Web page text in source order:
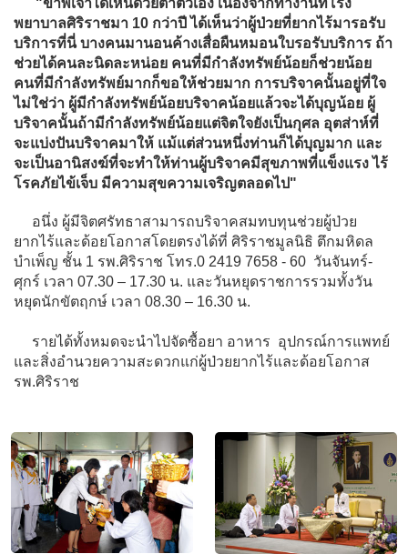
"ข้าพเจ้าได้เห็นด้วยตาตัวเอง เนื่องจากทำงานที่โรง
พยาบาลศิริราชมา 10 กว่าปี ได้เห็นว่าผู้ป่วยที่ยากไร้มารอรับ
บริการที่นี่ บางคนมานอนค้างเสื่อผืนหมอนใบรอรับบริการ ถ้า
ช่วยได้คนละนิดละหน่อย คนที่มีกำลังทรัพย์น้อยก็ช่วยน้อย
คนที่มีกำลังทรัพย์มากก็ขอให้ช่วยมาก การบริจาคนั้นอยู่ที่ใจ
ไม่ใช่ว่า ผู้มีกำลังทรัพย์น้อยบริจาคน้อยแล้วจะได้บุญน้อย ผู้
บริจาคนั้นถ้ามีกำลังทรัพย์น้อยแต่จิตใจยังเป็นกุศล อุตส่าห์ที่
จะแบ่งปันบริจาคมาให้ แม้แต่ส่วนหนึ่งท่านก็ได้บุญมาก และ
จะเป็นอานิสงฆ์ที่จะทำให้ท่านผู้บริจาคมีสุขภาพที่แข็งแรง ไร้
โรคภัยไข้เจ็บ มีความสุขความเจริญตลอดไป"
อนึ่ง ผู้มีจิตศรัทธาสามารถบริจาคสมทบทุนช่วยผู้ป่วย
ยากไร้และด้อยโอกาสโดยตรงได้ที่ ศิริราชมูลนิธิ ตึกมหิดล
บำเพ็ญ ชั้น 1 รพ.ศิริราช โทร.0 2419 7658 - 60 วันจันทร์-
ศุกร์ เวลา 07.30 – 17.30 น. และวันหยุดราชการรวมทั้งวัน
หยุดนักขัตฤกษ์ เวลา 08.30 – 16.30 น.
รายได้ทั้งหมดจะนำไปจัดซื้อยา อาหาร อุปกรณ์การแพทย์
และสิ่งอำนวยความสะดวกแก่ผู้ป่วยยากไร้และด้อยโอกาส
รพ.ศิริราช